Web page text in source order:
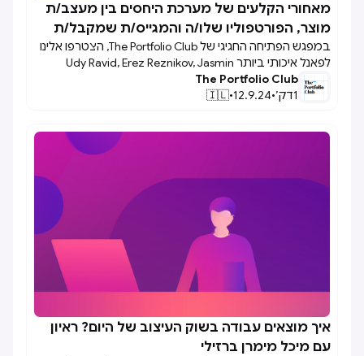

מאחורי הקלעים של מערכת היחסים בין מעצב/ת
מוצר, הפורטפוליו שלו/ה והמגייס/ת שמקבל/ת
אותו
במפגש הפתיחה החגיגי של The Portfolio Club, הצטרפו אלינו
לפאנל איכותי ביותר Udy Ravid, Erez Reznikov, Jasmin
Weizman ו-Michal Mimran Barzilai 🪄🎗 האחת והיחידה!The Portfolio Club
1דק׳•
12.9.24
•
🇮🇱

איך מוצאים עבודה בשוק העיצוב של היום? ראיון
עם מיכל מימרן ברזילי